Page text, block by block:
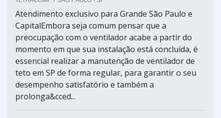
Atendimento exclusivo para Grande São Paulo e
CapitalEmbora seja comum pensar que a
preocupação com o ventilador acabe a partir do
momento em que sua instalação está concluída, é
essencial realizar a manutenção de ventilador de
teto em SP de forma regular, para garantir o seu
desempenho satisfatório e também a
prolonga&cced...